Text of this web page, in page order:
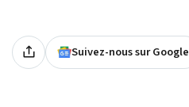
Suivez-nous sur Google